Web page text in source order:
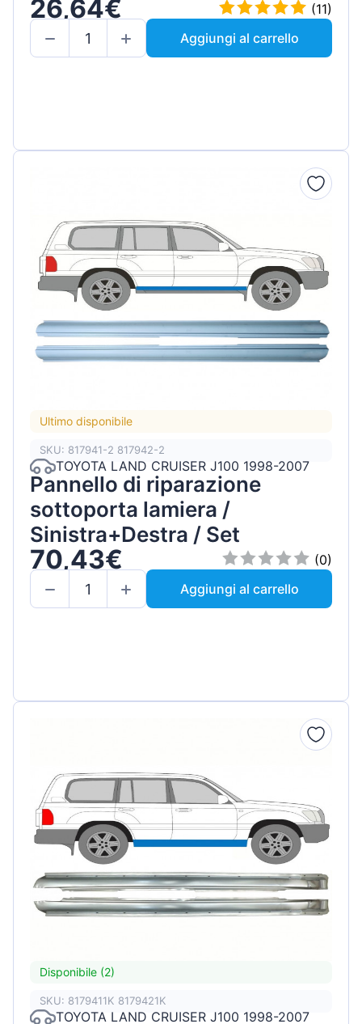
26,64€
(11)
Aggiungi al carrello
Ultimo disponibile
SKU: 817941-2 817942-2
TOYOTA LAND CRUISER J100 1998-2007
Pannello di riparazione
sottoporta lamiera /
Sinistra+Destra / Set
70,43€
(0)
Aggiungi al carrello
Disponibile (2)
SKU: 8179411K 8179421K
TOYOTA LAND CRUISER J100 1998-2007